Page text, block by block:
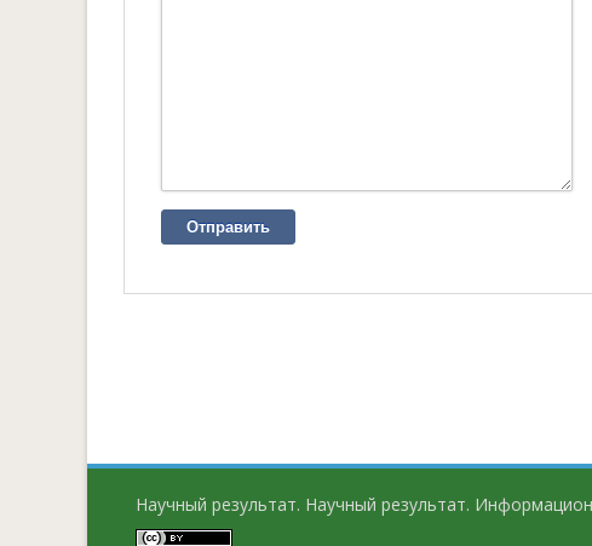
Отправить
Научный результат. Научный результат.